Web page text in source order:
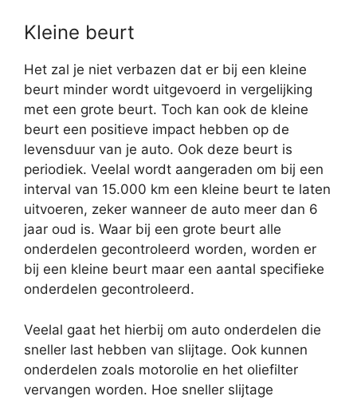
Kleine beurt
Het zal je niet verbazen dat er bij een kleine
beurt minder wordt uitgevoerd in vergelijking
met een grote beurt. Toch kan ook de kleine
beurt een positieve impact hebben op de
levensduur van je auto. Ook deze beurt is
periodiek. Veelal wordt aangeraden om bij een
interval van 15.000 km een kleine beurt te laten
uitvoeren, zeker wanneer de auto meer dan 6
jaar oud is. Waar bij een grote beurt alle
onderdelen gecontroleerd worden, worden er
bij een kleine beurt maar een aantal specifieke
onderdelen gecontroleerd.
Veelal gaat het hierbij om auto onderdelen die
sneller last hebben van slijtage. Ook kunnen
onderdelen zoals motorolie en het oliefilter
vervangen worden. Hoe sneller slijtage